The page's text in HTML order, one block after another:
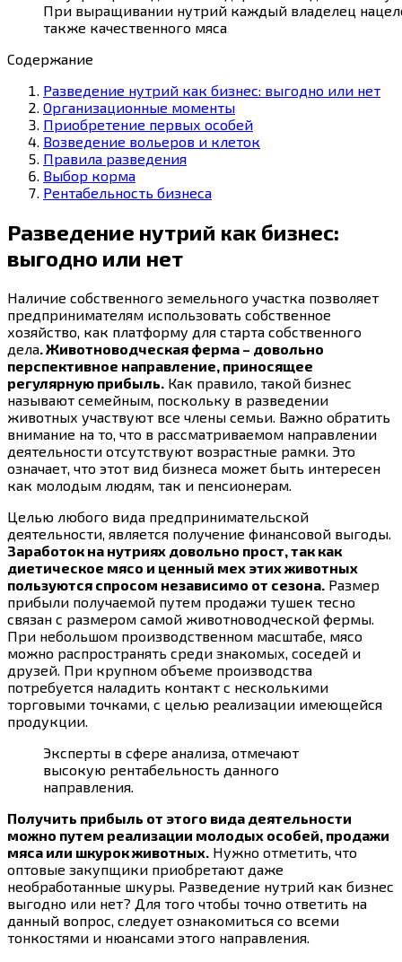
При выращивании нутрий каждый владелец
также качественного мяса
Содержание
Разведение нутрий как бизнес: выгодно или нет
Организационные моменты
Приобретение первых особей
Возведение вольеров и клеток
Правила разведения
Выбор корма
Рентабельность бизнеса
Разведение нутрий как бизнес:
выгодно или нет
Наличие собственного земельного участка позволяет
предпринимателям использовать собственное
хозяйство, как платформу для старта собственного
дела. Животноводческая ферма – довольно
перспективное направление, приносящее
регулярную прибыль. Как правило, такой бизнес
называют семейным, поскольку в разведении
животных участвуют все члены семьи. Важно обратить
внимание на то, что в рассматриваемом направлении
деятельности отсутствуют возрастные рамки. Это
означает, что этот вид бизнеса может быть интересен
как молодым людям, так и пенсионерам.
Целью любого вида предпринимательской
деятельности, является получение финансовой выгоды.
Заработок на нутриях довольно прост, так как
диетическое мясо и ценный мех этих животных
пользуются спросом независимо от сезона. Размер
прибыли получаемой путем продажи тушек тесно
связан с размером самой животноводческой фермы.
При небольшом производственном масштабе, мясо
можно распространять среди знакомых, соседей и
друзей. При крупном объеме производства
потребуется наладить контакт с несколькими
торговыми точками, с целью реализации имеющейся
продукции.
Эксперты в сфере анализа, отмечают
высокую рентабельность данного
направления.
Получить прибыль от этого вида деятельности
можно путем реализации молодых особей, продажи
мяса или шкурок животных. Нужно отметить, что
оптовые закупщики приобретают даже
необработанные шкуры. Разведение нутрий как бизнес
выгодно или нет? Для того чтобы точно ответить на
данный вопрос, следует ознакомиться со всеми
тонкостями и нюансами этого направления.